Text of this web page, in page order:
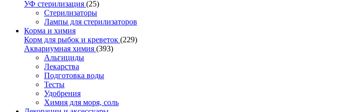
УФ стерилизация (25)
Стерилизаторы
Лампы для стерилизаторов
Корма и химия
Корм для рыбок и креветок (229)
Аквариумная химия (393)
Альгициды
Лекарства
Подготовка воды
Тесты
Удобрения
Химия для моря, соль